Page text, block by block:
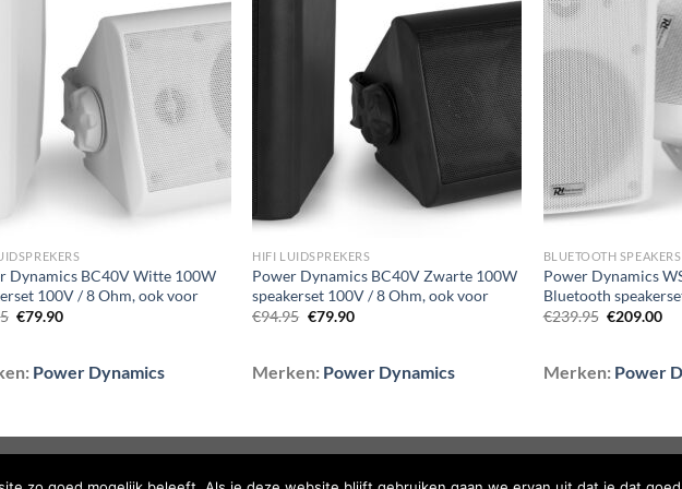
Toevoegen
aan
wenslijst
Dynamics BC40V Witte 100W
100V / 8 Ohm, ook voor
Oorspronkelijke
€79.90Huidige
Power Dynamics
Toevoegen
aan
wenslijst
HIFI LUIDSPREKERS
Power Dynamics BC40V Zwarte 100W
speakerset 100V / 8 Ohm, ook voor
€94.95 Oorspronkelijke
€79.90Huidige
Merken: Power Dynamics
BLUETOOTH SPEAKERS
Power Dynamics
Bluetooth
€239.95 €209.00
Merken: Power